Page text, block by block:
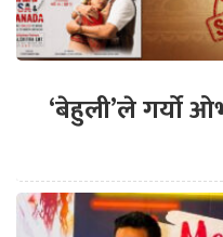
‘बेहुली’ले गर्यो